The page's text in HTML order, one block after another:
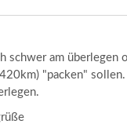
schwer am überlegen
"packen"